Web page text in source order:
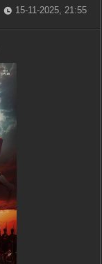
15-11-2025, 21:55